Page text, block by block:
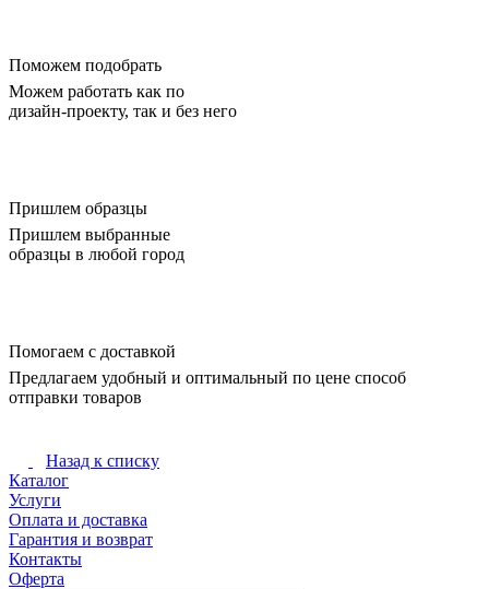
Поможем подобрать
Можем работать как по
дизайн-проекту, так и без него
Пришлем образцы
Пришлем выбранные
образцы в любой город
Помогаем с доставкой
Предлагаем удобный и оптимальный по цене способ
отправки товаров
Назад к списку
Каталог
Услуги
Оплата и доставка
Гарантия и возврат
Контакты
Оферта